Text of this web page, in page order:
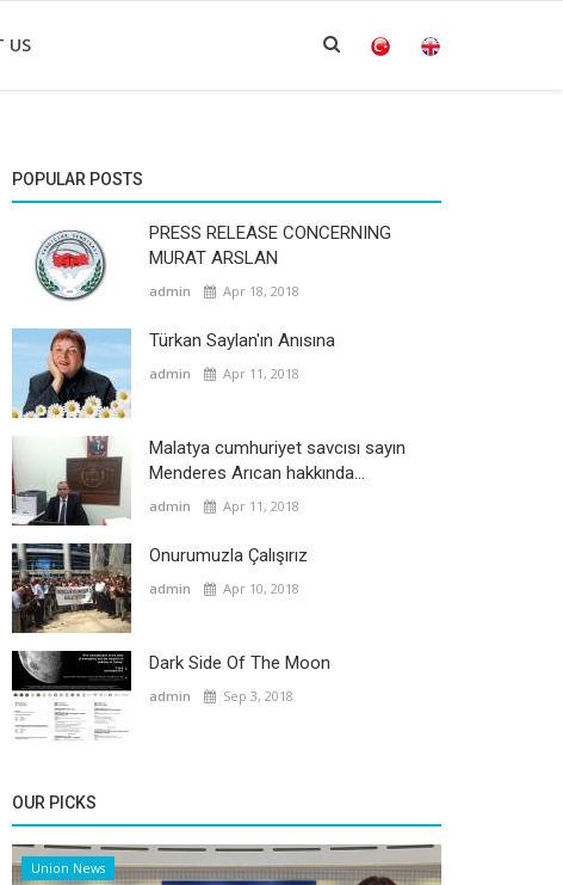
US
POPULAR POSTS
PRESS RELEASE CONCERNING
MURAT ARSLAN
admin Apr 18, 2018
Türkan Saylan'ın Anısına
admin Apr 11, 2018
Malatya cumhuriyet savcısı sayın
Menderes Arıcan hakkında...
admin Apr 11, 2018
Onurumuzla Çalışırız
admin Apr 10, 2018
Dark Side Of The Moon
admin Sep 3, 2018
OUR PICKS
Union News